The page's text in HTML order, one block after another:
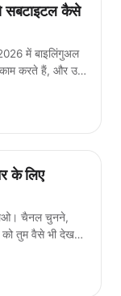
सबटाइटल कैसे
में बाइलिंगुअल
करते हैं, और उन्हें
के लिए
चैनल चुनने,
तुम वैसे भी देखना